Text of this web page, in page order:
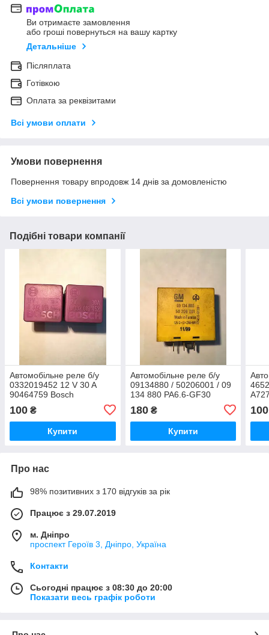
Ви отримаєте замовлення
або гроші повернуться на вашу картку
Детальніше
Післяплата
Готівкою
Оплата за реквізитами
Всі умови оплати
Умови повернення
Повернення товару впродовж 14 днів за домовленістю
Всі умови повернення
Подібні товари компанії
Автомобільне реле б/у
0332019452 12 V 30 A
90464759 Bosch
100 ₴
Купити
Автомобільне реле б/у
09134880 / 50206001 / 09
134 880 PA6.6-GF30
180₴
Купити
100
Про нас
98% позитивних з 170 відгуків за рік
Працює з 29.07.2019
м. Дніпро
проспект Героїв 3, Дніпро, Україна
Контакти
Сьогодні працює з 08:30 до 20:00
Показати весь графік роботи